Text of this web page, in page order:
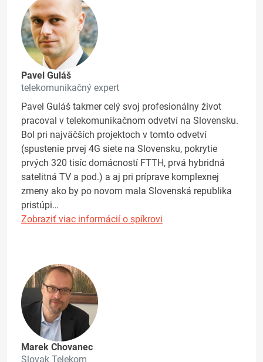
Pavel Guláš
telekomunikačný expert
Pavel Guláš takmer celý svoj profesionálny život
pracoval v telekomunikačnom odvetví na Slovensku.
Bol pri najväčších projektoch v tomto odvetví
(spustenie prvej 4G siete na Slovensku, pokrytie
prvých 320 tisíc domácností FTTH, prvá hybridná
satelitná TV a pod.) a aj pri príprave komplexnej
zmeny ako by po novom mala Slovenská republika
pristúpi…
Zobraziť viac informácií o spíkrovi
Marek Chovanec
Slovak Telekom